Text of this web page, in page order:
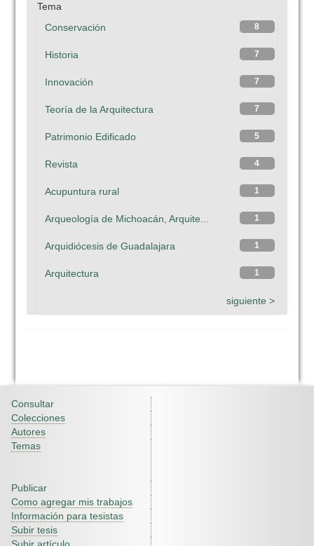
Tema
8
Conservación
7
Historia
7
Innovación
7
Teoría de la Arquitectura
5
Patrimonio Edificado
4
Revista
1
Acupuntura rural
1
Arqueología de Michoacán, Arquite...
1
Arquidiócesis de Guadalajara
1
Arquitectura
siguiente >
Consultar
Colecciones
Autores
Temas
Publicar
Como agregar mis trabajos
Información para tesistas
Subir tesis